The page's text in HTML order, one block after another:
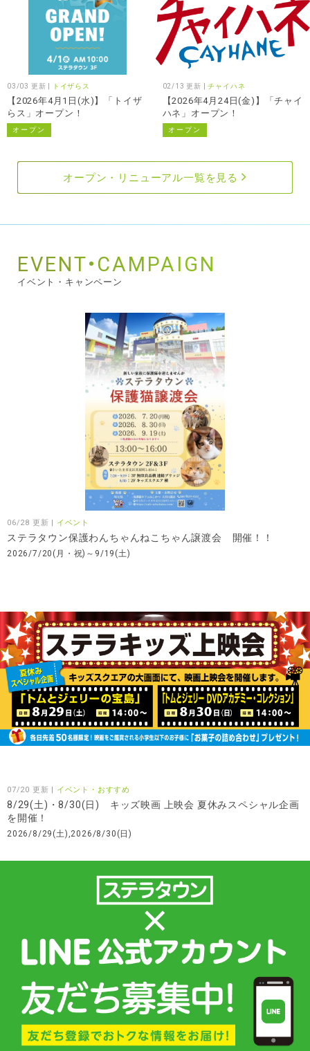
03/03 更新 | トイザらス
【2026年4月1日(水)】「トイザ
らス」オープン！
オープン
02/13 更新 |チャイハネ
【2026年4月24日(金)】「チャイ
ハネ」オープン！
オープン
オープン・リニューアル一覧を見る
EVENT•CAMPAIGN
イベント・キャンペーン
06/28 更新 | イベント
ステラタウン保護わんちゃんねこちゃん譲渡会 開催！！
2026/7/20(月・祝)～9/19(土)
07/20 更新 | イベント・おすすめ
8/29(土)・8/30(日) キッズ映画 上映会 夏休みスペシャル企画
を開催！
2026/8/29(土),2026/8/30(日)